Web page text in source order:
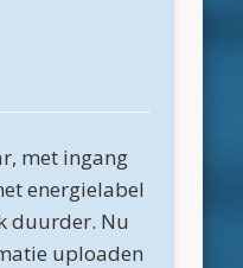
met ingang
energielabel
duurder. Nu
uploaden